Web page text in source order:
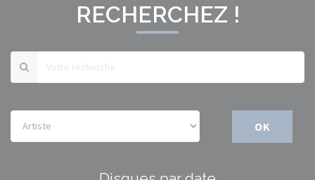
RECHERCHEZ !
OK